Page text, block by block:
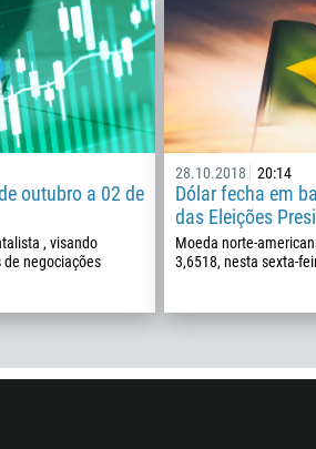
outubro a 02 de
, visando
de negociações
28.10.2018 20:14
Dólar fecha em
das Eleições
Moeda norte-
3,6518, nesta sexta-
672
1268
54
374
297
61
994
973
1246
ME LIGUE DE VOLTA